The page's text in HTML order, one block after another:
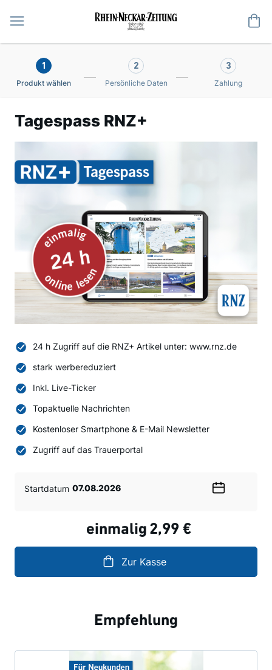
1
Produkt wählen
2
Persönliche Daten
3
Zahlung
Tagespass RNZ+
24 h Zugriff auf die RNZ+ Artikel unter: www.rnz.de
stark werbereduziert
Inkl. Live-Ticker
Topaktuelle Nachrichten
Kostenloser Smartphone & E-Mail Newsletter
Zugriff auf das Trauerportal
Startdatum
einmalig 2,99 €
Zur Kasse
Empfehlung